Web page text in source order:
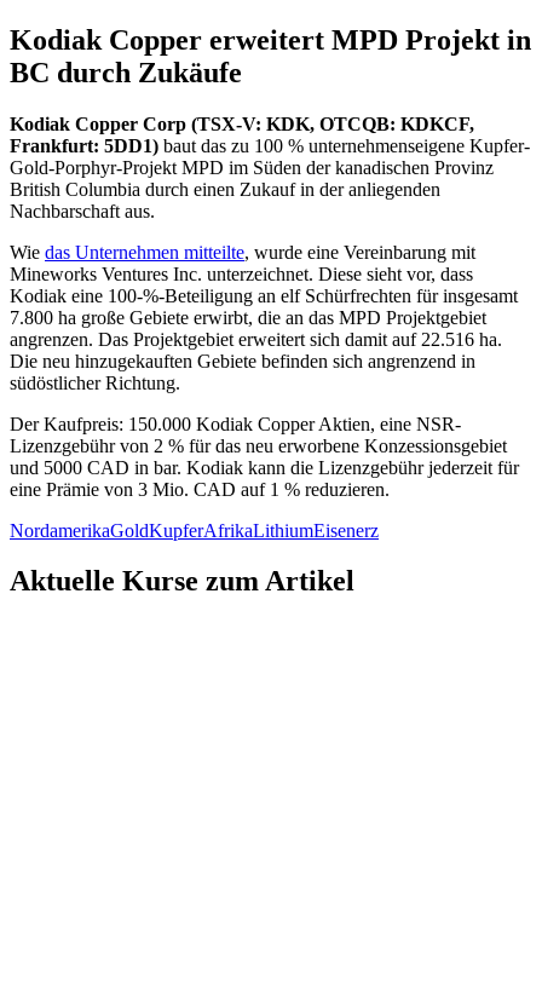
Kodiak Copper erweitert MPD Projekt in
BC durch Zukäufe
Kodiak Copper Corp (TSX-V: KDK, OTCQB: KDKCF,
Frankfurt: 5DD1) baut das zu 100 % unternehmenseigene Kupfer-
Gold-Porphyr-Projekt MPD im Süden der kanadischen Provinz
British Columbia durch einen Zukauf in der anliegenden
Nachbarschaft aus.
Wie das Unternehmen mitteilte, wurde eine Vereinbarung mit
Mineworks Ventures Inc. unterzeichnet. Diese sieht vor, dass
Kodiak eine 100-%-Beteiligung an elf Schürfrechten für insgesamt
7.800 ha große Gebiete erwirbt, die an das MPD Projektgebiet
angrenzen. Das Projektgebiet erweitert sich damit auf 22.516 ha.
Die neu hinzugekauften Gebiete befinden sich angrenzend in
südöstlicher Richtung.
Der Kaufpreis: 150.000 Kodiak Copper Aktien, eine NSR-
Lizenzgebühr von 2 % für das neu erworbene Konzessionsgebiet
und 5000 CAD in bar. Kodiak kann die Lizenzgebühr jederzeit für
eine Prämie von 3 Mio. CAD auf 1 % reduzieren.
NordamerikaGoldKupferAfrikaLithiumEisenerz
Aktuelle Kurse zum Artikel